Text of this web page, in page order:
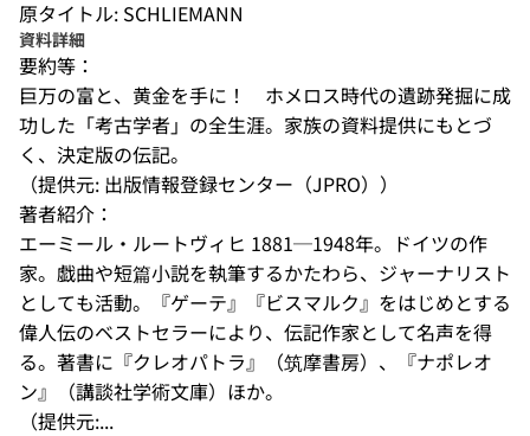
原タイトル: SCHLIEMANN
資料詳細
要約等：
巨万の富と、黄金を手に！　ホメロス時代の遺跡発掘に成
功した「考古学者」の全生涯。家族の資料提供にもとづ
く、決定版の伝記。
（提供元: 出版情報登録センター（JPRO））
著者紹介：
エーミール・ルートヴィヒ 1881─1948年。ドイツの作
家。戯曲や短篇小説を執筆するかたわら、ジャーナリスト
としても活動。『ゲーテ』『ビスマルク』をはじめとする
偉人伝のベストセラーにより、伝記作家として名声を得
る。著書に『クレオパトラ』（筑摩書房）、『ナポレオ
ン』（講談社学術文庫）ほか。
（提供元:...